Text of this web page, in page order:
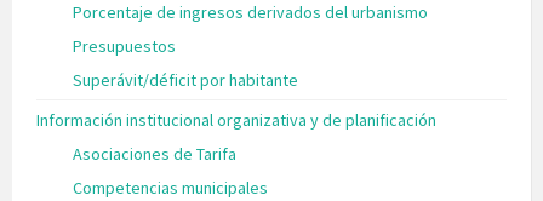
Porcentaje de ingresos derivados del urbanismo
Presupuestos
Superávit/déficit por habitante
Información institucional organizativa y de planificación
Asociaciones de Tarifa
Competencias municipales